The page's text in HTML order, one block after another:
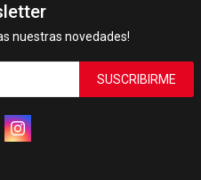
nuestras novedades!
SUSCRIBIRME
